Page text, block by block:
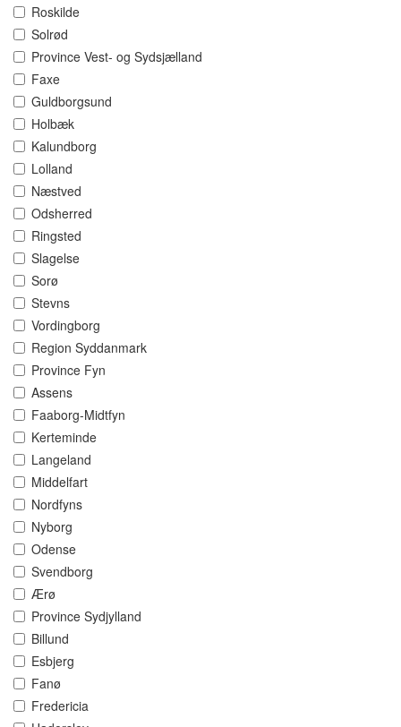
Roskilde
Solrød
Province Vest- og Sydsjælland
Faxe
Guldborgsund
Holbæk
Kalundborg
Lolland
Næstved
Odsherred
Ringsted
Slagelse
Sorø
Stevns
Vordingborg
Region Syddanmark
Province Fyn
Assens
Faaborg-Midtfyn
Kerteminde
Langeland
Middelfart
Nordfyns
Nyborg
Odense
Svendborg
Ærø
Province Sydjylland
Billund
Esbjerg
Fanø
Fredericia